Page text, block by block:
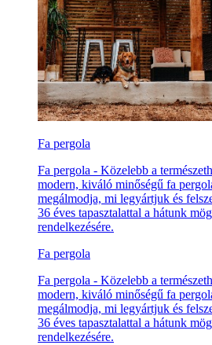
Fa pergola
Fa pergola - Közelebb a
modern, kiváló minőségű fa
megálmodja, mi legyártjuk és
36 éves tapasztalattal a hátunk
rendelkezésére.
Fa pergola
Fa pergola - Közelebb a
modern, kiváló minőségű fa
megálmodja, mi legyártjuk és
36 éves tapasztalattal a hátunk
rendelkezésére.